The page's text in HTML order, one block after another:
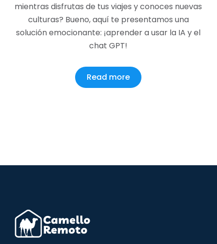
mientras disfrutas de tus viajes y conoces nuevas
culturas? Bueno, aquí te presentamos una
solución emocionante: ¡aprender a usar la IA y el
chat GPT!
Read more